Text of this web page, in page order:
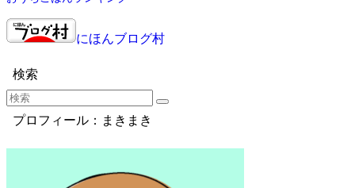
にほんブログ村
検索
プロフィール：まきまき